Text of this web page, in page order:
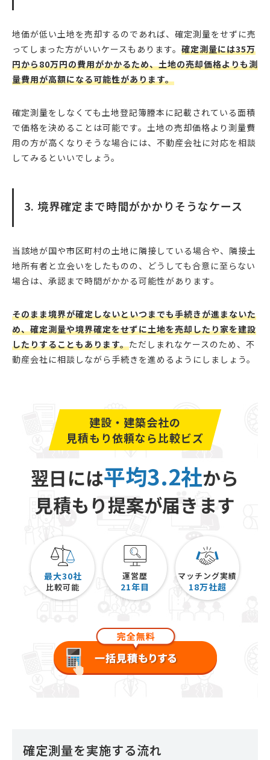
地価が低い土地を売却するのであれば、確定測量をせずに売
ってしまった方がいいケースもあります。 確定測量には35万
円から80万円の費用がかかるため、土地の売却価格よりも測
量費用が高額になる可能性があります。
確定測量をしなくても土地登記簿謄本に記載されている面積
で価格を決めることは可能です。土地の売却価格より測量費
用の方が高くなりそうな場合には、不動産会社に対応を相談
してみるといいでしょう。
3. 境界確定まで時間がかかりそうなケース
当該地が国や市区町村の土地に隣接している場合や、隣接土
地所有者と立会いをしたものの、どうしても合意に至らない
場合は、承認まで時間がかかる可能性があります。
そのまま境界が確定しないといつまでも手続きが進まないた
め、確定測量や境界確定をせずに土地を売却したり家を建設
したりすることもあります。ただしまれなケースのため、不
動産会社に相談しながら手続きを進めるようにしましょう。
建設・建築会社の
見積もり依頼なら比較ビズ
翌日には平均3.2社から
見積もり提案が届きます
最大30社
比較可能
運営歴
21年目
マッチング実績
18万社超
確定測量を実施する流れ